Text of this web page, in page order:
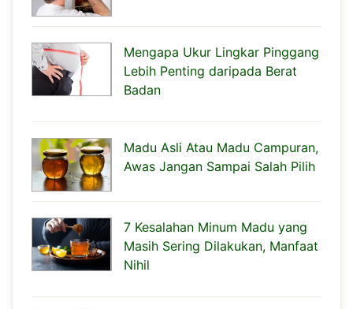
Mengapa Ukur Lingkar Pinggang
Lebih Penting daripada Berat
Badan
Madu Asli Atau Madu Campuran,
Awas Jangan Sampai Salah Pilih
7 Kesalahan Minum Madu yang
Masih Sering Dilakukan, Manfaat
Nihil